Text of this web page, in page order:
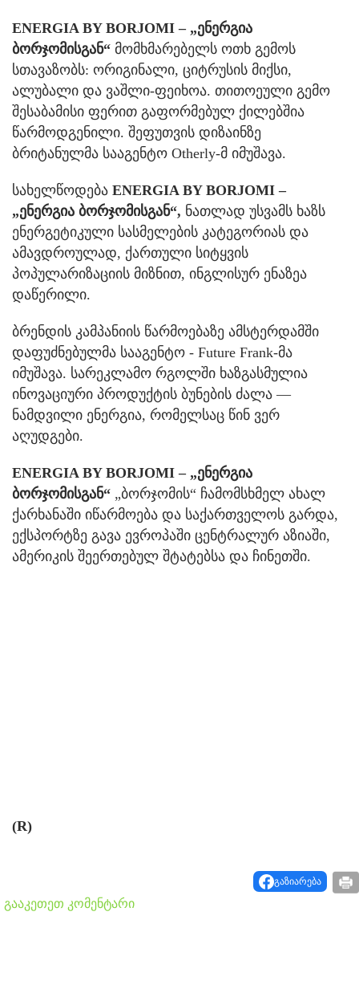
ENERGIA BY BORJOMI – „ენერგია
ბორჯომისგან“ მომხმარებელს ოთხ გემოს
სთავაზობს: ორიგინალი, ციტრუსის მიქსი,
ალუბალი და ვაშლი-ფეიხოა. თითოეული გემო
შესაბამისი ფერით გაფორმებულ ქილებშია
წარმოდგენილი. შეფუთვის დიზაინზე
ბრიტანულმა სააგენტო Otherly-მ იმუშავა.
სახელწოდება ENERGIA BY BORJOMI –
„ენერგია ბორჯომისგან“, ნათლად უსვამს ხაზს
ენერგეტიკული სასმელების კატეგორიას და
ამავდროულად, ქართული სიტყვის
პოპულარიზაციის მიზნით, ინგლისურ ენაზეა
დაწერილი.
ბრენდის კამპანიის წარმოებაზე ამსტერდამში
დაფუძნებულმა სააგენტო - Future Frank-მა
იმუშავა. სარეკლამო რგოლში ხაზგასმულია
ინოვაციური პროდუქტის ბუნების ძალა —
ნამდვილი ენერგია, რომელსაც წინ ვერ
აღუდგები.
ENERGIA BY BORJOMI – „ენერგია
ბორჯომისგან“ „ბორჯომის“ ჩამომსხმელ ახალ
ქარხანაში იწარმოება და საქართველოს გარდა,
ექსპორტზე გავა ევროპაში ცენტრალურ აზიაში,
ამერიკის შეერთებულ შტატებსა და ჩინეთში.
(R)
გაზიარება
გააკეთეთ კომენტარი